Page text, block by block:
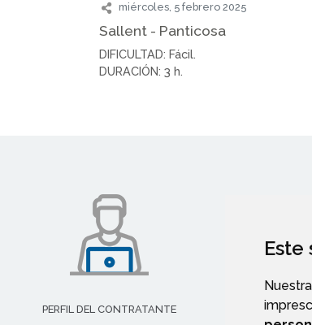
miércoles, 5 febrero 2025
Sallent - Panticosa
DIFICULTAD: Fácil.
DURACIÓN: 3 h.
PERFIL DEL CONTRATANTE